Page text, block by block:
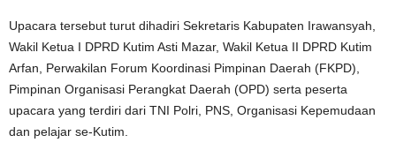
Upacara tersebut turut dihadiri Sekretaris Kabupaten Irawansyah,
Wakil Ketua I DPRD Kutim Asti Mazar, Wakil Ketua II DPRD Kutim
Arfan, Perwakilan Forum Koordinasi Pimpinan Daerah (FKPD),
Pimpinan Organisasi Perangkat Daerah (OPD) serta peserta
upacara yang terdiri dari TNI Polri, PNS, Organisasi Kepemudaan
dan pelajar se-Kutim.